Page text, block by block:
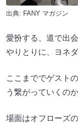
出典: FANY マガジン
愛扮する、道で出
やりとりに、ヨネ
ここまででゲスト
う繋がっていくの
場面はオフローズ